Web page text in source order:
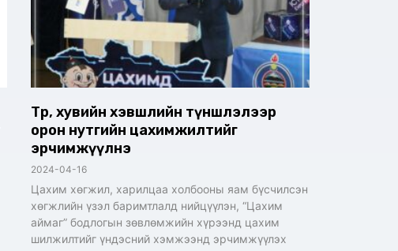
Төр, хувийн хэвшлийн түншлэлээр
орон нутгийн цахимжилтийг
эрчимжүүлнэ
2024-04-16
Цахим хөгжил, харилцаа холбооны яам бүсчилсэн
хөгжлийн үзэл баримтлалд нийцүүлэн, “Цахим
аймаг” бодлогын зөвлөмжийн хүрээнд цахим
шилжилтийг үндэсний хэмжээнд эрчимжүүлэх